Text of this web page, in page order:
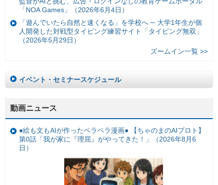
「NOA Games」（2026年6月4日）
「遊んでいたら自然と速くなる」を学校へ ─ 大学1年生が個
人開発した対戦型タイピング練習サイト「タイピング無双」
（2026年5月29日）
ズームイン一覧 >>
イベント・セミナースケジュール
動画ニュース
●絵も文もAIが作ったペラペラ漫画● 【ちゃのまのAIプロト】
第0話「我が家に『理屈』がやってきた！」（2026年8月6
日）